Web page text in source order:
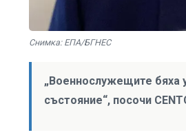
Снимка: ЕПА/БГНЕС
„Военнослужещите бяха
състояние“, посочи